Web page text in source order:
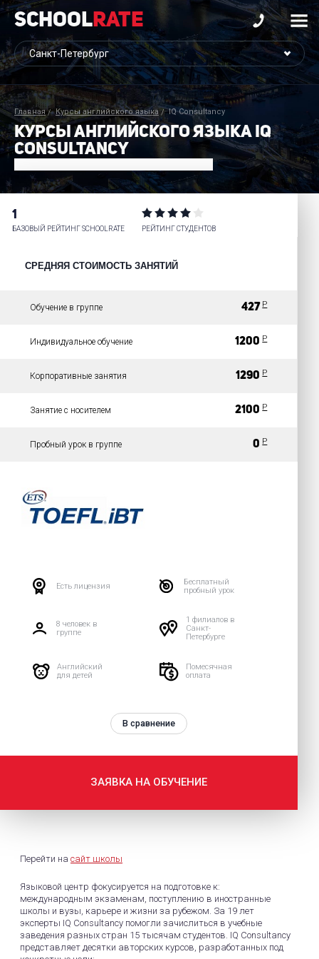
School Rate
Главная Курсы английского языка IQ Consultancy
КУРСЫ АНГЛИЙСКОГО ЯЗЫКА IQ
CONSULTANCY
1
БАЗОВЫЙ РЕЙТИНГ SCHOOLRATE РЕЙТИНГ СТУДЕНТОВ
СРЕДНЯЯ СТОИМОСТЬ ЗАНЯТИЙ
Обучение в группе 427 Р
Индивидуальное обучение 1200 Р
Корпоративные занятия 1290 Р
Занятие с носителем 2100 Р
Пробный урок в группе 0 P
Есть лицензия
Бесплатный
пробный урок
8 человек в
группе
1 филиалов в
Санкт-
Петербурге
Английский
для детей
Помесячная
оплата
ЗАЯВКА НА ОБУЧЕНИЕ
В сравнение
Перейти на сайт школы
Языковой центр фокусируется на подготовке к:
международным экзаменам, поступлению в иностранные
школы и вузы, карьере и жизни за рубежом. За 19 лет
эксперты IQ Consultancy помогли зачислиться в учебные
заведения разных стран 15 тысячам студентов. IQ Consultancy
представляет десятки авторских курсов, разработанных под